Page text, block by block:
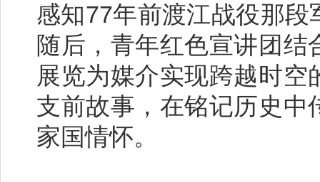
感知77年前渡江战役那
随后，青年红色宣讲团
展览为媒介实现跨越时
支前故事，在铭记历史中
家国情怀。